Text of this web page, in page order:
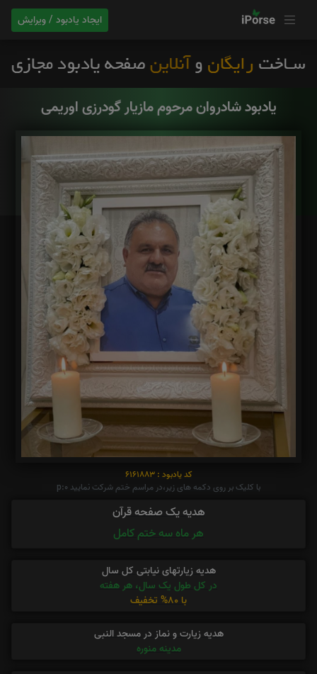
ایجاد یادبود / ویرایش
یادبود شادروان مرحوم مازیار گودرزی اوریمی
کد یادبود : 6161883
با کلیک بر روی دکمه های زیر،در مراسم ختم شرکت نمایید p:0
هدیه یک صفحه قرآن
هر ماه سه ختم کامل
هدیه زیارتهای نیابتی کل سال
در کل طول یک سال، هر هفته
با 80% تخفیف
هدیه زیارت و نماز در مسجد النبی
مدینه منوره